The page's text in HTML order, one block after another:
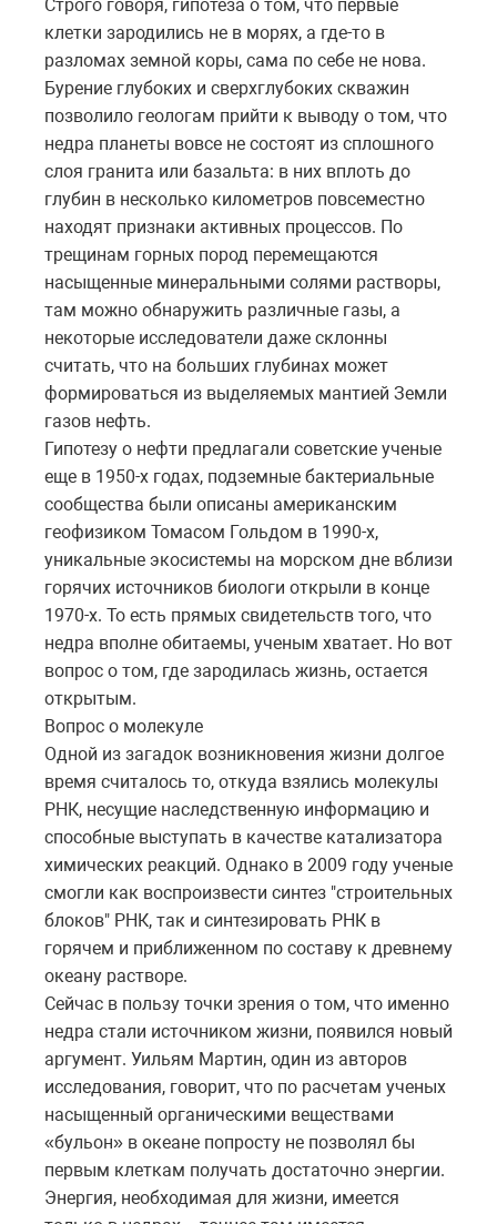
Строго говоря, гипотеза о том, что первые
клетки зародились не в морях, а где-то в
разломах земной коры, сама по себе не нова.
Бурение глубоких и сверхглубоких скважин
позволило геологам прийти к выводу о том, что
недра планеты вовсе не состоят из сплошного
слоя гранита или базальта: в них вплоть до
глубин в несколько километров повсеместно
находят признаки активных процессов. По
трещинам горных пород перемещаются
насыщенные минеральными солями растворы,
там можно обнаружить различные газы, а
некоторые исследователи даже склонны
считать, что на больших глубинах может
формироваться из выделяемых мантией Земли
газов нефть.
Гипотезу о нефти предлагали советские ученые
еще в 1950-х годах, подземные бактериальные
сообщества были описаны американским
геофизиком Томасом Гольдом в 1990-х,
уникальные экосистемы на морском дне вблизи
горячих источников биологи открыли в конце
1970-х. То есть прямых свидетельств того, что
недра вполне обитаемы, ученым хватает. Но вот
вопрос о том, где зародилась жизнь, остается
открытым.
Вопрос о молекуле
Одной из загадок возникновения жизни долгое
время считалось то, откуда взялись молекулы
РНК, несущие наследственную информацию и
способные выступать в качестве катализатора
химических реакций. Однако в 2009 году ученые
смогли как воспроизвести синтез "строительных
блоков" РНК, так и синтезировать РНК в
горячем и приближенном по составу к древнему
океану растворе.
Сейчас в пользу точки зрения о том, что именно
недра стали источником жизни, появился новый
аргумент. Уильям Мартин, один из авторов
исследования, говорит, что по расчетам ученых
насыщенный органическими веществами
«бульон» в океане попросту не позволял бы
первым клеткам получать достаточно энергии.
Энергия, необходимая для жизни, имеется